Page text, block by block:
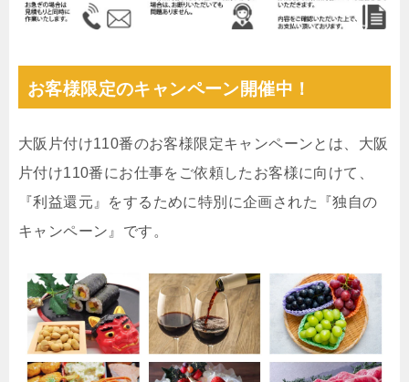
お客様限定のキャンペーン開催中！
大阪片付け110番のお客様限定キャンペーンとは、大阪
片付け110番にお仕事をご依頼したお客様に向けて、
『利益還元』をするために特別に企画された『独自の
キャンペーン』です。